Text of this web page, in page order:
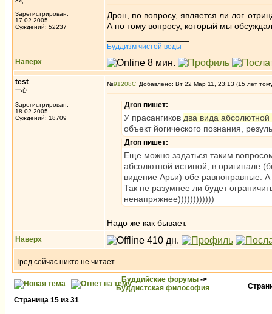
Зарегистрирован:
17.02.2005
Суждений: 52237
Дрон, по вопросу, является ли лог.
А по тому вопросу, который мы
Буддизм чистой воды
Наверх
test
一心
Зарегистрирован:
18.02.2005
Суждений: 18709
№91208 Добавлено: Вт 22 Мар 11, 23:13 (15 лет
Дron пишет:
У прасангиков два вида абсолютной
объект йогического познания,
Дron пишет:
Еще можно задаться таким
абсолютной истиной, в оригинале
видение Арьи) обе равноправные.
Так не разумнее ли будет
ненапряжнее))))))))))))
Надо же как бывает.
Наверх
Тред сейчас никто не читает.
Буддийские форумы ->
Буддистская философия
Страница 15 из 31